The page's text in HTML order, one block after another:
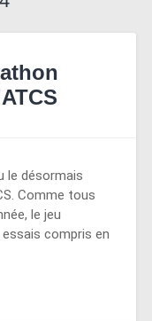
le désormais
Comme tous
le jeu
compris en